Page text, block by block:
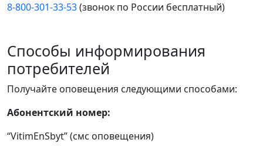
8-800-301-33-53(звонок по России бесплатный)
Способы информирования
потребителей
Получайте оповещения следующими способами:
Абонентский номер:
“VitimEnSbyt” (смс оповещения)